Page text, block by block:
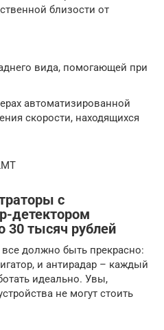
близости от
вида, помогающей при
автоматизированной
скорости, находящихся
с
детектором
30 тысяч рублей
должно быть прекрасно:
и антирадар – каждый
идеально. Увы,
не могут стоить